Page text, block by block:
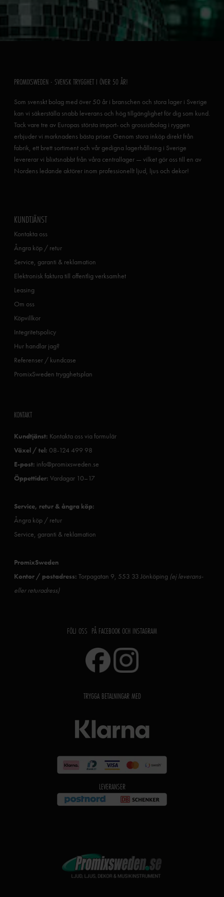
PROMIXSWEDEN - SVENSK TRYGGHET I ÖVER 50 ÅR!
Som svenskt bolag med över 50 år i branschen och stora lager i Sverige
kan vi säkerställa snabb leverans och hög tillgänglighet för dig som kund.
Tack vare tre av Europas största import- och grossistbolag i ryggen
erbjuder vi marknadens bästa priser. Genom stora inköp direkt från
fabrik, ett brett sortiment och vår gedigna lagerhållning i Sverige
levererar vi blixtsnabbt från våra centrallager — vilket gör oss till en av
Nordens ledande aktörer inom professionellt ljud, ljus och dekor!
KUNDTJÄNST
Kontakta oss
Ångra köp / retur
Service, garanti & reklamation
Elektronisk faktura till offentlig verksamhet
Leasing
Om oss
Köpvillkor
Integritetspolicy
Hur handlar jag?
Referenser / kundcase
PromixSweden trygghetsplan
KONTAKT
Kundtjänst: Kontakta oss via formulär
Växel / tel: 08-124 499 98
E-post: info@promixsweden.se
Öppettider: Vardagar 10–17
Service, retur & ångra köp:
Ångra köp / retur
Service, garanti & reklamation
PromixSweden
Kontor / postadress: Torpagatan 9, 553 33 Jönköping (ej leverans-
eller returadress)
FÖLJ OSS PÅ FACEBOOK OCH INSTAGRAM
TRYGGA BETALNINGAR MED
LEVERANSER